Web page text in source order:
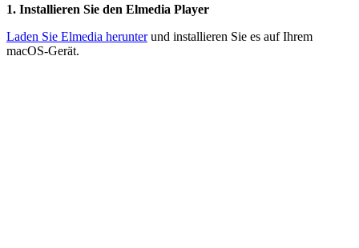
1. Installieren Sie den Elmedia Player
Laden Sie Elmedia herunterund installieren Sie es auf Ihrem
macOS-Gerät.